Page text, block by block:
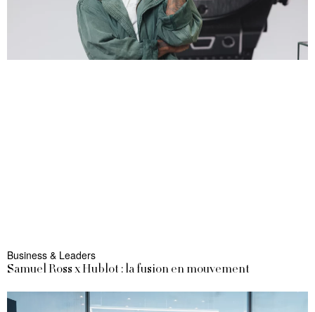
Business & Leaders
Samuel Ross x Hublot : la fusion en mouvement